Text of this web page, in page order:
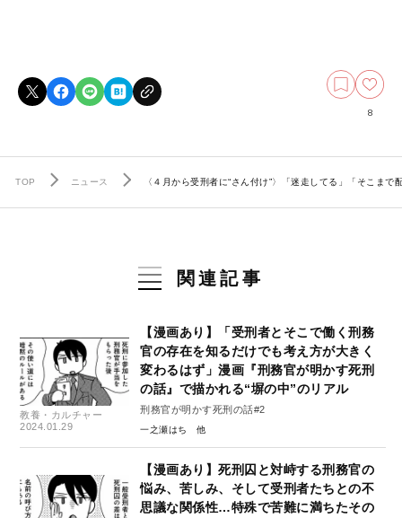
8
TOP ニュース 〈４月から受刑者に“さん付け”〉「迷走してる」「そこま
関連記事
教養・カルチャー
2024.01.29
【漫画あり】「受刑者とそこで働く刑務
官の存在を知るだけでも考え方が大きく
変わるはず」漫画『刑務官が明かす死刑
の話』で描かれる“塀の中”のリアル
刑務官が明かす死刑の話#2
一之瀬はち
【漫画あり】死刑囚と対峙する刑務官の
悩み、苦しみ、そして受刑者たちとの不
思議な関係性…特殊で苦難に満ちたその